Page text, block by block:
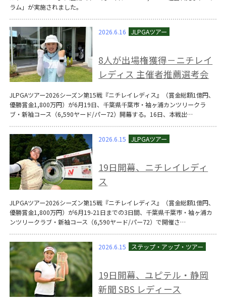
ラム」が実施されました。
2026.6.16
8人が出場権獲得－ニチレイ
レディス 主催者推薦選考会
JLPGAツアー2026シーズン第15戦『ニチレイレディス』（賞金総額1億円、
優勝賞金1,800万円）が6月19日、千葉県千葉市・袖ヶ浦カンツリークラ
ブ・新袖コース（6,590ヤード/パー72）開幕する。16日、本戦出…
2026.6.15
19日開幕、ニチレイレディ
ス
JLPGAツアー2026シーズン第15戦『ニチレイレディス』（賞金総額1億円、
優勝賞金1,800万円）が6月19-21日までの3日間、千葉県千葉市・袖ヶ浦カ
ンツリークラブ・新袖コース（6,590ヤード/パー72）で開催さ…
2026.6.15
19日開幕、ユピテル・静岡
新聞 SBS レディース